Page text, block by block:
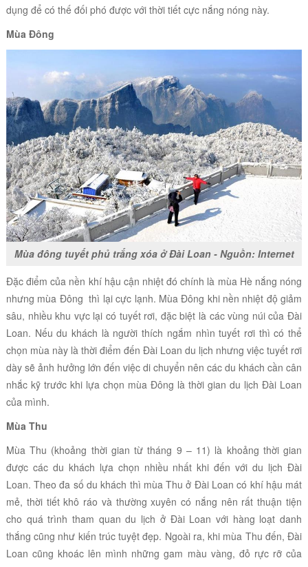
dụng để có thế đối phó được với thời tiết cực nắng nóng này.
Mùa Đông
Mùa đông tuyết phủ trắng xóa ở Đài Loan - Nguồn: Internet
Đặc điểm của nền khí hậu cận nhiệt đó chính là mùa Hè nắng nóng
nhưng mùa Đông thì lại cực lạnh. Mùa Đông khi nền nhiệt độ giảm
sâu, nhiều khu vực lại có tuyết rơi, đặc biệt là các vùng núi của Đài
Loan. Nếu du khách là người thích ngắm nhìn tuyết rơi thì có thể
chọn mùa này là thời điểm đến Đài Loan du lịch nhưng việc tuyết rơi
dày sẽ ảnh hưởng lớn đến việc di chuyển nên các du khách cần cân
nhắc kỹ trước khi lựa chọn mùa Đông là thời gian du lịch Đài Loan
của mình.
Mùa Thu
Mùa Thu (khoảng thời gian từ tháng 9 – 11) là khoảng thời gian
được các du khách lựa chọn nhiều nhất khi đến với du lịch Đài
Loan. Theo đa số du khách thì mùa Thu ở Đài Loan có khí hậu mát
mẻ, thời tiết khô ráo và thường xuyên có nắng nên rất thuận tiện
cho quá trình tham quan du lịch ở Đài Loan với hàng loạt danh
thắng cũng như kiến trúc tuyệt đẹp. Ngoài ra, khi mùa Thu đến, Đài
Loan cũng khoác lên mình những gam màu vàng, đỏ rực rỡ của